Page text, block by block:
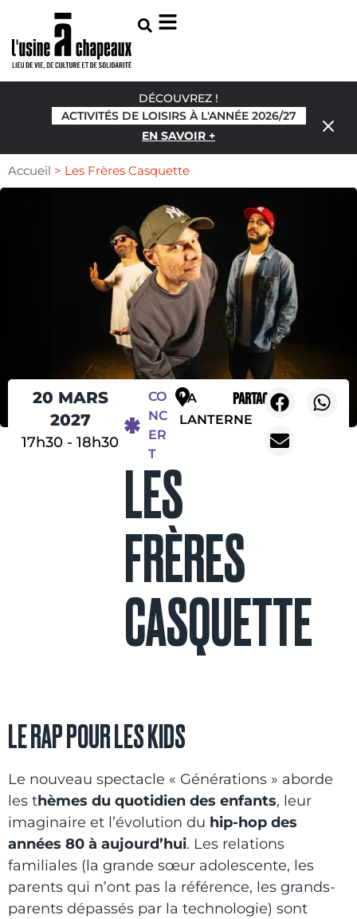
DÉCOUVREZ !
ACTIVITÉS DE LOISIRS À L'ANNÉE 2026/27
EN SAVOIR +
Accueil > Les Frères Casquette
20 MARS
2027
17h30 - 18h30
CO
NC
ER
T
LA
LANTERNE
LES
FRÈRES
CASQUETTE
Partager
LE RAP POUR LES KIDS
Le nouveau spectacle « Générations » aborde
les thèmes du quotidien des enfants, leur
imaginaire et l’évolution du hip-hop des
années 80 à aujourd’hui. Les relations
familiales (la grande sœur adolescente, les
parents qui n’ont pas la référence, les grands-
parents dépassés par la technologie) sont